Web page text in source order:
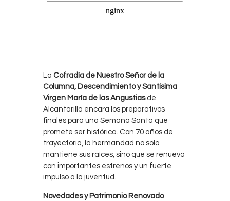
La Cofradía de Nuestro Señor de la
Columna, Descendimiento y Santísima
Virgen María de las Angustiasde
Alcantarilla encara los preparativos
finales para una Semana Santa que
promete ser histórica. Con 70 años de
trayectoria, la hermandad no solo
mantiene sus raíces, sino que se renueva
con importantes estrenos y un fuerte
impulso a la juventud.
Novedades y Patrimonio Renovado